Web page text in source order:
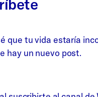
que tu vida estaría
hay un nuevo post.